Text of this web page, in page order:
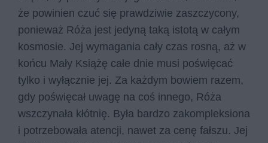
że powinien czuć się prawdziwie zaszczycony,
ponieważ Róża jest jedyną taką istotą w całym
kosmosie. Jej wymagania cały czas rosną, aż w
końcu Mały Książę całe dnie musi poświęcać
tylko i wyłącznie jej. Za każdym bowiem razem,
gdy poświęcał uwagę na coś innego, Róża
wszczynała kłótnię. Była bardzo zakompleksiona
i potrzebowała atencji, nawet za cenę fałszu. Jej